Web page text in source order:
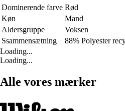
Dominerende farve Rød
Køn
Mand
Aldersgruppe
Voksen
Ssammensætning
88% Polyester
Loading...
Loading...
Alle vores mærker